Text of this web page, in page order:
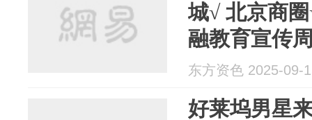
城√ 北京商
融教育宣传
亮！
东方资色 2025-09-
好莱坞男星